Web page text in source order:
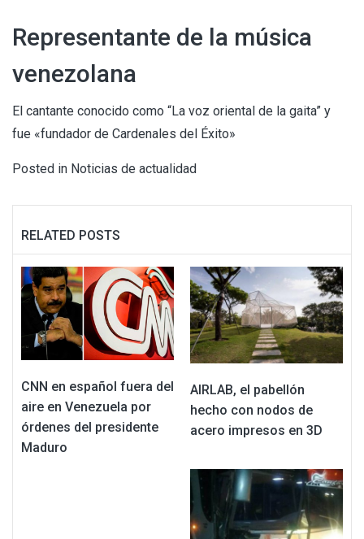
Representante de la música
venezolana
El cantante conocido como “La voz oriental de la gaita” y
fue «fundador de Cardenales del Éxito»
Posted in Noticias de actualidad
RELATED POSTS
CNN en español fuera del
aire en Venezuela por
órdenes del presidente
Maduro
AIRLAB, el pabellón
hecho con nodos de
acero impresos en 3D